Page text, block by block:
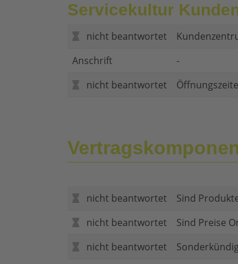
Servicekultur
nicht beantwortet
Anschrift
-
nicht beantwortet
nicht beantwortet
Sind
nicht beantwortet
Sind Preise
nicht beantwortet